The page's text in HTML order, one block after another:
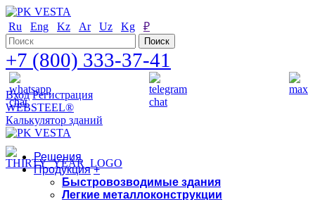
Ru Eng Kz Ar Uz Kg ₽
+7 (800) 333-37-41
Вход Регистрация
WEBSTEEL®
Калькулятор зданий
Решения
Продукция +
Быстровозводимые здания
Легкие металлоконструкции